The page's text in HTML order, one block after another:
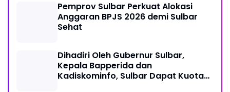
Pemprov Sulbar Perkuat Alokasi
Anggaran BPJS 2026 demi Sulbar
Sehat
Dihadiri Oleh Gubernur Sulbar,
Kepala Bapperida dan
Kadiskominfo, Sulbar Dapat Kuota